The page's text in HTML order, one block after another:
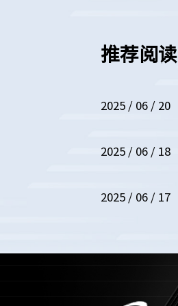
推荐阅读
2025 / 06 / 20
2025 / 06 / 18
2025 / 06 / 17